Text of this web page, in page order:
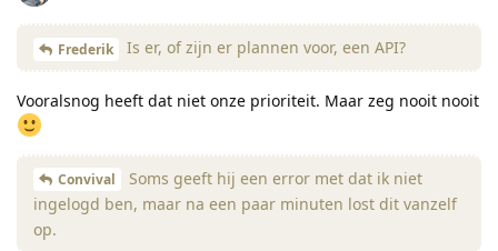
Frederik Is er, of zijn er plannen voor, een API?
Vooralsnog heeft dat niet onze prioriteit. Maar zeg nooit nooit
Convival
Soms geeft hij een error met dat ik niet
ingelogd ben, maar na een paar minuten lost dit vanzelf
op.